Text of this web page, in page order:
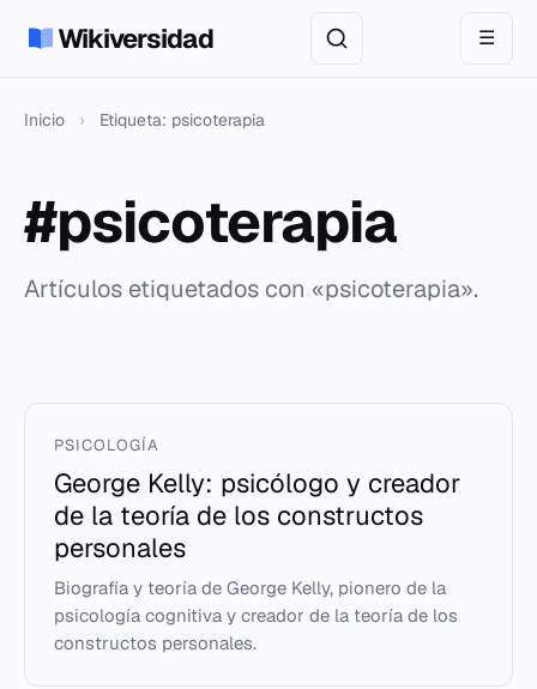
Wikiversidad ☰
Inicio › Etiqueta: psicoterapia
#psicoterapia
Artículos etiquetados con «psicoterapia».
PSICOLOGÍA
George Kelly: psicólogo y creador
de la teoría de los constructos
personales
Biografía y teoría de George Kelly, pionero de la
psicología cognitiva y creador de la teoría de los
constructos personales.